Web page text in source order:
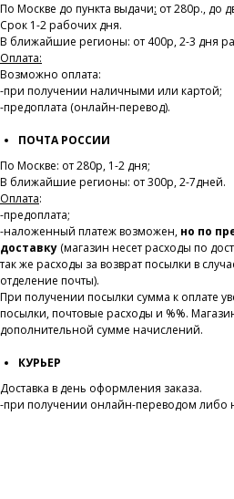
По Москве до пункта выдачи: от 280р., до
Срок 1-2 рабочих дня.
В ближайшие регионы: от 400р, 2-3 дня
Оплата:
Возможно оплата:
-при получении наличными или картой;
-предоплата (онлайн-перевод).
ПОЧТА РОССИИ
По Москве: от 280р, 1-2 дня;
В ближайшие регионы: от 300р, 2-7дней.
Оплата:
-предоплата;
-наложенный платеж возможен, но по
доставку (магазин несет расходы по
так же расходы за возврат посылки в
отделение почты).
При получении посылки сумма к оплате
посылки, почтовые расходы и %%.
дополнительной сумме начислений.
КУРЬЕР
Доставка в день оформления заказа.
-при получении онлайн-переводом либо